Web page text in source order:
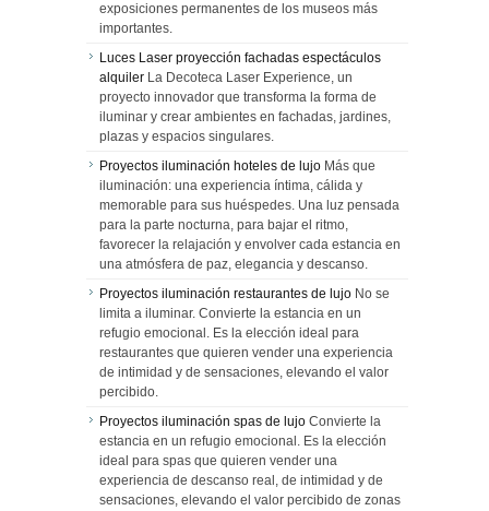
exposiciones permanentes de los museos más
importantes.
Luces Laser proyección fachadas espectáculos
alquiler La Decoteca Laser Experience, un
proyecto innovador que transforma la forma de
iluminar y crear ambientes en fachadas, jardines,
plazas y espacios singulares.
Proyectos iluminación hoteles de lujo Más que
iluminación: una experiencia íntima, cálida y
memorable para sus huéspedes. Una luz pensada
para la parte nocturna, para bajar el ritmo,
favorecer la relajación y envolver cada estancia en
una atmósfera de paz, elegancia y descanso.
Proyectos iluminación restaurantes de lujo No se
limita a iluminar. Convierte la estancia en un
refugio emocional. Es la elección ideal para
restaurantes que quieren vender una experiencia
de intimidad y de sensaciones, elevando el valor
percibido.
Proyectos iluminación spas de lujo Convierte la
estancia en un refugio emocional. Es la elección
ideal para spas que quieren vender una
experiencia de descanso real, de intimidad y de
sensaciones, elevando el valor percibido de zonas